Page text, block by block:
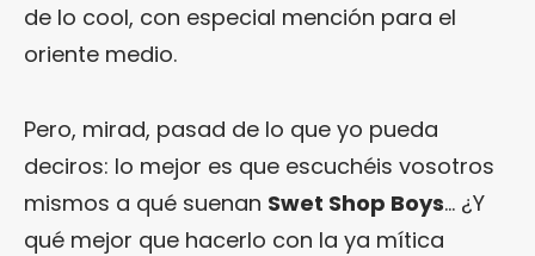
de lo cool, con especial mención para el
oriente medio.
Pero, mirad, pasad de lo que yo pueda
deciros: lo mejor es que escuchéis vosotros
mismos a qué suenan Swet Shop Boys… ¿Y
qué mejor que hacerlo con la ya mítica